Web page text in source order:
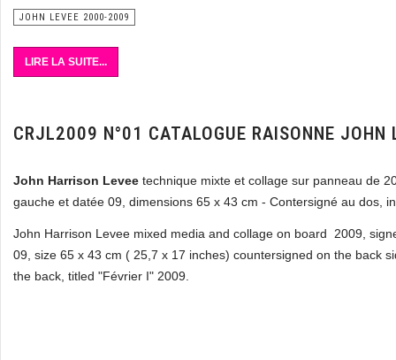
JOHN LEVEE 2000-2009
LIRE LA SUITE...
CRJL2009 N°01 CATALOGUE RAISONNE JOHN
John Harrison Levee technique mixte et collage sur panneau de
gauche et datée 09, dimensions 65 x 43 cm - Contersigné au dos,
John Harrison Levee mixed media and collage on board 2009,
09, size 65 x 43 cm ( 25,7 x 17 inches) countersigned on the back
the back, titled "Février I" 2009.